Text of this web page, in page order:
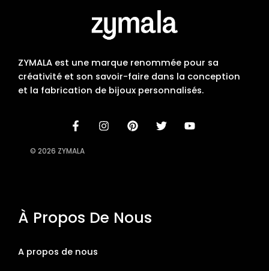
ZYMALA est une marque renommée pour sa
créativité et son savoir-faire dans la conception
et la fabrication de bijoux personnalisés.
© 2026 ZYMALA
À Propos De Nous
A propos de nous